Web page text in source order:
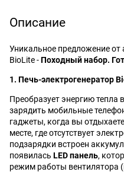
Описание
Уникальное предложение
BioLite -Походный набор.
1. Печь-электрогенератор
Преобразует энергию тепла
зарядить мобильные
гаджеты, когда вы
месте, где отсутствует
подзарядки встроен
появилась LED панель,
режим работы вентилятора